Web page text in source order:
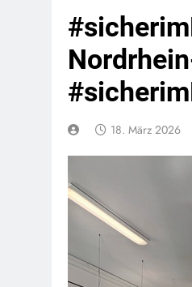
18. März 2026